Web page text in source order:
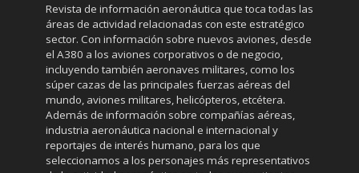
Revista de información aeronáutica que toca todas las
áreas de actividad relacionadas con este estratégico
sector. Con información sobre nuevos aviones, desde
el A380 a los aviones corporativos o de negocio,
incluyendo también aeronaves militares, como los
súper cazas de las principales fuerzas aéreas del
mundo, aviones militares, helicópteros, etcétera.
Además de información sobre compañías aéreas,
industria aeronáutica nacional e internacional y
reportajes de interés humano, para los que
seleccionamos a los personajes más representativos